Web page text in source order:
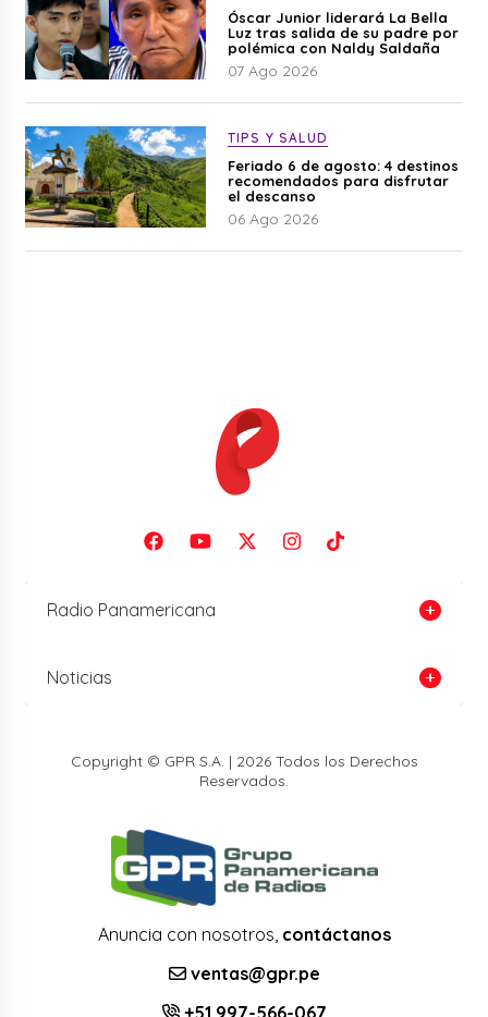
Óscar Junior liderará La Bella
Luz tras salida de su padre por
polémica con Naldy Saldaña
07 Ago 2026
TIPS Y SALUD
Feriado 6 de agosto: 4 destinos
recomendados para disfrutar
el descanso
06 Ago 2026
Radio Panamericana
Noticias
Copyright © GPR S.A. | 2026 Todos los Derechos
Reservados.
Anuncia con nosotros, contáctanos
ventas@gpr.pe